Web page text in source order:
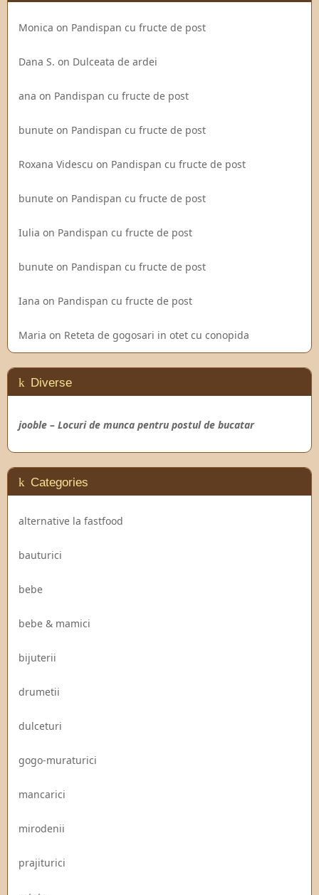
Monica on Pandispan cu fructe de post
Dana S. on Dulceata de ardei
ana on Pandispan cu fructe de post
bunute on Pandispan cu fructe de post
Roxana Videscu on Pandispan cu fructe de post
bunute on Pandispan cu fructe de post
Iulia on Pandispan cu fructe de post
bunute on Pandispan cu fructe de post
Iana on Pandispan cu fructe de post
Maria on Reteta de gogosari in otet cu conopida
Diverse
jooble – Locuri de munca pentru postul de bucatar
Categories
alternative la fastfood
bauturici
bebe
bebe & mamici
bijuterii
drumetii
dulceturi
gogo-muraturici
mancarici
mirodenii
prajiturici